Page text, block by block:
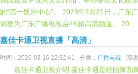
的“第一娱乐中心”。 2023年2月21日，广东
调整为广东广播电视台4K超高清频道。 20...
嘉佳卡通卫视直播「高清」
时间：2026-03-16 22:32:41 分类： 广播电视 阅
嘉佳卡通卫视介绍 嘉佳卡通是经国家新